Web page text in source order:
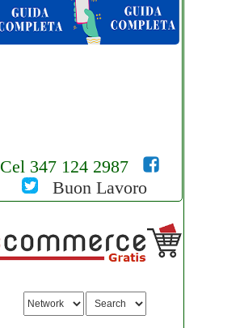
Cel 347 124 2987
Buon Lavoro